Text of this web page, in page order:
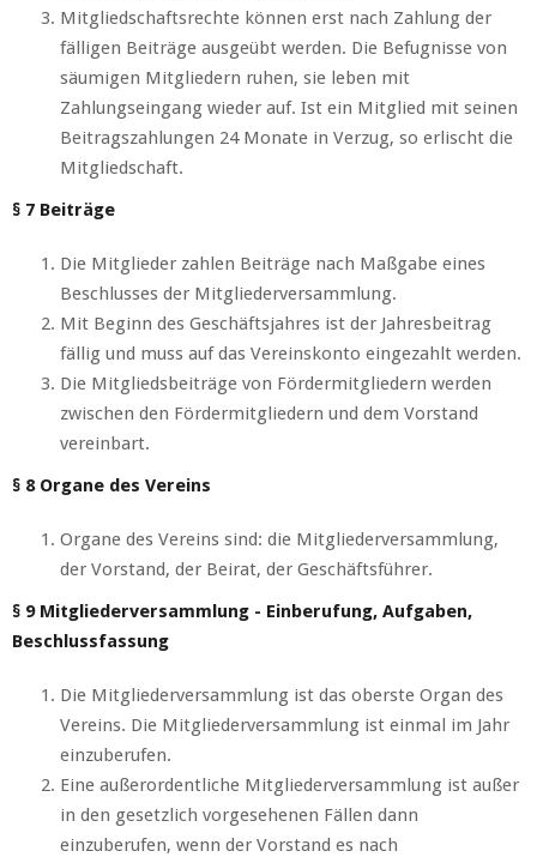
Mitgliedschaftsrechte können erst nach Zahlung der
fälligen Beiträge ausgeübt werden. Die Befugnisse von
säumigen Mitgliedern ruhen, sie leben mit
Zahlungseingang wieder auf. Ist ein Mitglied mit seinen
Beitragszahlungen 24 Monate in Verzug, so erlischt die
Mitgliedschaft.
§ 7 Beiträge
Die Mitglieder zahlen Beiträge nach Maßgabe eines
Beschlusses der Mitgliederversammlung.
Mit Beginn des Geschäftsjahres ist der Jahresbeitrag
fällig und muss auf das Vereinskonto eingezahlt werden.
Die Mitgliedsbeiträge von Fördermitgliedern werden
zwischen den Fördermitgliedern und dem Vorstand
vereinbart.
§ 8 Organe des Vereins
Organe des Vereins sind: die Mitgliederversammlung,
der Vorstand, der Beirat, der Geschäftsführer.
§ 9 Mitgliederversammlung - Einberufung, Aufgaben,
Beschlussfassung
Die Mitgliederversammlung ist das oberste Organ des
Vereins. Die Mitgliederversammlung ist einmal im Jahr
einzuberufen.
Eine außerordentliche Mitgliederversammlung ist außer
in den gesetzlich vorgesehenen Fällen dann
einzuberufen, wenn der Vorstand es nach